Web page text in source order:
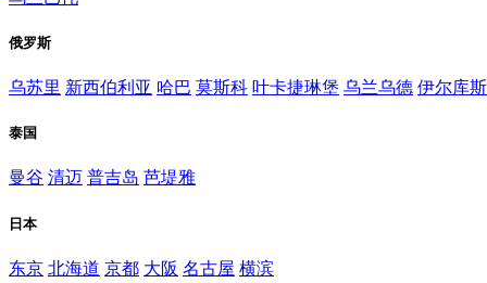
俄罗斯
乌苏里 新西伯利亚 哈巴 莫斯科 叶卡捷琳堡 乌兰乌德 伊尔库
泰国
曼谷 清迈 普吉岛 芭堤雅
日本
东京 北海道 京都 大阪 名古屋 横滨